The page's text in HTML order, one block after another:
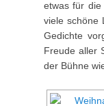
etwas für die
viele schöne
Gedichte
Freude aller
der Bühne